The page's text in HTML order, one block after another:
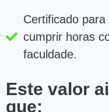
Certificado
cumprir horas
faculdade.
Este valor
que: